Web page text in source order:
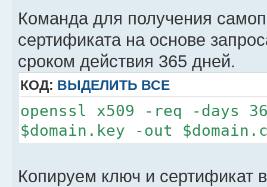
Команда для получения
сертификата на основе
сроком действия 365 дней.
КОД: ВЫДЕЛИТЬ ВСЕ
openssl x509 -req -days
$domain.key -out
Копируем ключ и сертификат